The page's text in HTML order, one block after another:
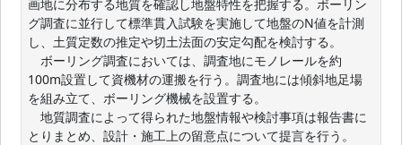
画地に分布する地質を確認し地盤特性を把握する。ボーリン
グ調査に並行して標準貫入試験を実施して地盤のN値を計測
し、土質定数の推定や切土法面の安定勾配を検討する。
ボーリング調査においては、調査地にモノレールを約
100m設置して資機材の運搬を行う。調査地には傾斜地足場
を組み立て、ボーリング機械を設置する。
地質調査によって得られた地盤情報や検討事項は報告書に
とりまとめ、設計・施工上の留意点について提言を行う。